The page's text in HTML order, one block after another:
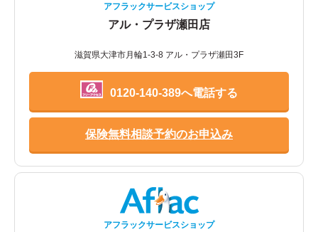
アフラックサービスショップ
アル・プラザ瀬田店
滋賀県大津市月輪1-3-8 アル・プラザ瀬田3F
0120-140-389へ電話する
保険無料相談予約のお申込み
アフラックサービスショップ